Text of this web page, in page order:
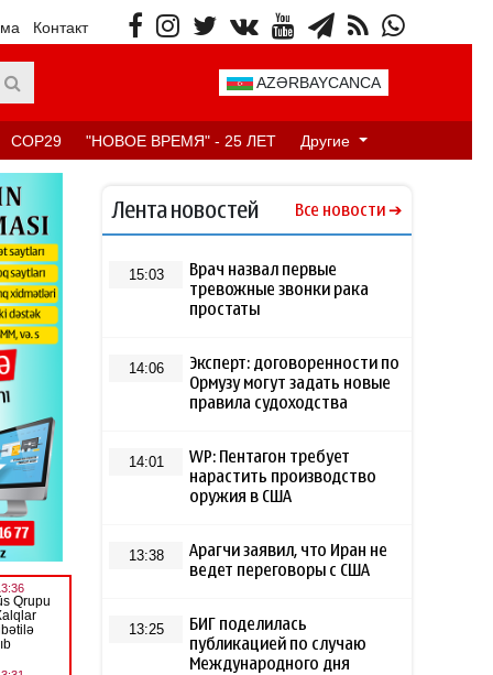
Контакт
AZƏRBAYCANCA
COP29 "НОВОЕ ВРЕМЯ" - 25 ЛЕТ Другие
Лента новостей Все новости
15:03
Врач назвал первые
тревожные звонки рака
простаты
14:06
Эксперт: договоренности по
Ормузу могут задать новые
правила судоходства
14:01
WP: Пентагон требует
нарастить производство
оружия в США
13:38
Арагчи заявил, что Иран не
ведет переговоры с США
13:25
БИГ поделилась
публикацией по случаю
Международного дня